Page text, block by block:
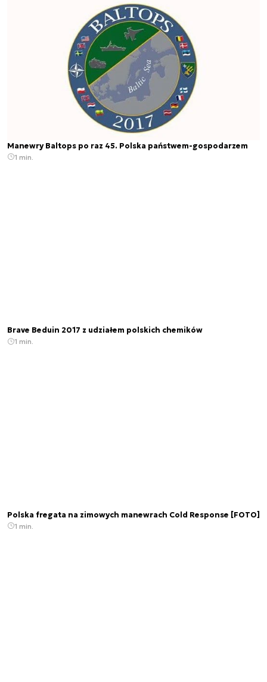
Manewry Baltops po raz 45. Polska państwem-gospodarzem
1 min.
Brave Beduin 2017 z udziałem polskich chemików
1 min.
Polska fregata na zimowych manewrach Cold Response [FOTO]
1 min.